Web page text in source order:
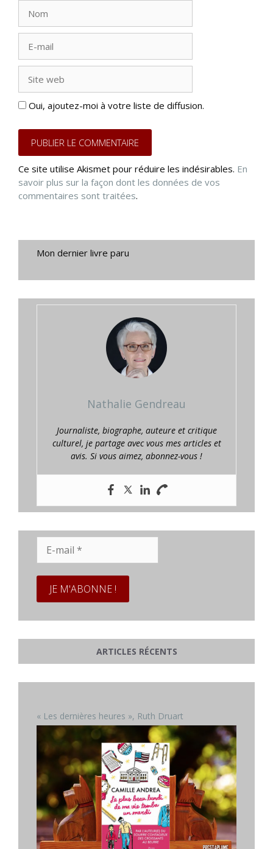
mail
web
Oui, ajoutez-moi à votre liste de diffusion.
Ce site utilise Akismet pour réduire les indésirables. En
savoir plus sur la façon dont les données de vos
commentaires sont traitées.
Mon dernier livre paru
Nathalie Gendreau
Journaliste, biographe, auteure et critique
culturel, je partage avec vous mes articles et
avis. Si vous aimez, abonnez-vous !
mail
ARTICLES RÉCENTS
« Les dernières heures », Ruth Druart